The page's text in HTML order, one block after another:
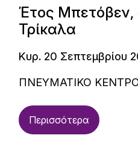
Έτος Μπετόβεν,
Τρίκαλα
Κυρ. 20 Σεπτεμβρίου
ΠΝΕΥΜΑΤΙΚΟ
Περισσότερα